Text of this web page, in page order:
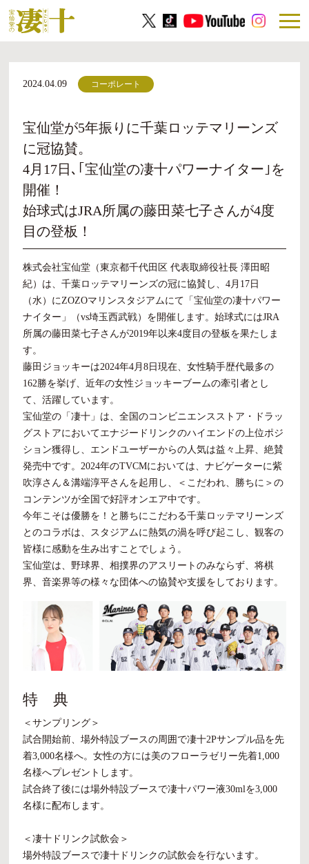
2024.04.09 コーポレート
宝仙堂が5年振りに千葉ロッテマリーンズ
に冠協賛。
4月17日､｢宝仙堂の凄十パワーナイター｣を
開催！
始球式はJRA所属の藤田菜七子さんが4度
目の登板！
株式会社宝仙堂（東京都千代田区 代表取締役社長 澤田昭
紀）は、千葉ロッテマリーンズの冠に協賛し、4月17日
（水）にZOZOマリンスタジアムにて「宝仙堂の凄十パワー
ナイター」（vs埼玉西武戦）を開催します。始球式にはJRA
所属の藤田菜七子さんが2019年以来4度目の登板を果たしま
す。
藤田ジョッキーは2024年4月8日現在、女性騎手歴代最多の
162勝を挙げ、近年の女性ジョッキーブームの牽引者とし
て、活躍しています。
宝仙堂の「凄十」は、全国のコンビニエンスストア・ドラッ
グストアにおいてエナジードリンクのハイエンドの上位ポジ
ション獲得し、エンドユーザーからの人気は益々上昇、絶賛
発売中です。2024年のTVCMにおいては、ナビゲーターに紫
吹淳さん＆溝端淳平さんを起用し、＜こだわれ、勝ちに＞の
コンテンツが全国で好評オンエア中です。
今年こそは優勝を！と勝ちにこだわる千葉ロッテマリーンズ
とのコラボは、スタジアムに熱気の渦を呼び起こし、観客の
皆様に感動を生み出すことでしょう。
宝仙堂は、野球界、相撲界のアスリートのみならず、将棋
界、音楽界等の様々な団体への協賛や支援をしております。
特 典
＜サンプリング＞
試合開始前、場外特設ブースの周囲で凄十2Pサンプル品を先
着3,000名様へ。女性の方には美のフローラゼリー先着1,000
名様へプレゼントします。
試合終了後には場外特設ブースで凄十パワー液30mlを3,000
名様に配布します。
＜凄十ドリンク試飲会＞
場外特設ブースで凄十ドリンクの試飲会を行ないます。